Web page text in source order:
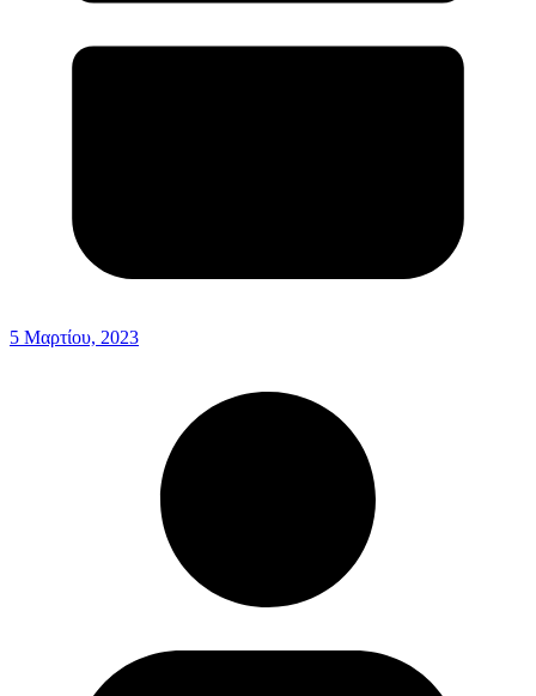
5 Μαρτίου, 2023